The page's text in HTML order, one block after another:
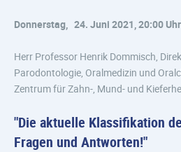
Donnerstag, 24. Juni 2021, 20:00 Uhr
Herr Professor Henrik Dommisch,
Parodontologie, Oralmedizin und
Zentrum für Zahn-, Mund- und
"Die aktuelle Klassifikation
Fragen und Antworten!"